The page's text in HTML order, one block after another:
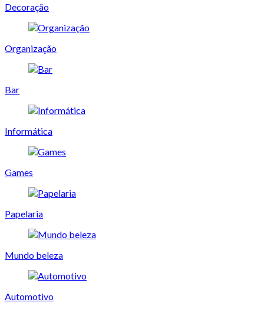
Decoração
Organização
Bar
Informática
Games
Papelaria
Mundo beleza
Automotivo